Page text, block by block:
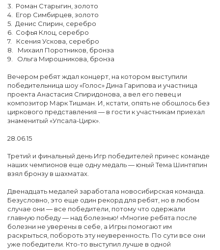
3. Роман Старыгин, золото
4. Егор Симбирцев, золото
5. Денис Спирин, серебро
6. Софья Клоц, серебро
7. Ксения Ускова, серебро
8. Михаил Поротников, бронза
9. Ольга Мирошникова, бронза
Вечером ребят ждал концерт, на котором выступили
победительница шоу «Голос» Дина Гарипова и участница
проекта Анастасия Спиридонова, а вел его певец и
композитор Марк Тишман. И, кстати, опять не обошлось без
циркового представления — в гости к участникам приехал
знаменитый «Упсала-Цирк».
28.06.15
Третий и финальный день Игр победителей принес команде
наших чемпионов еще одну медаль — юный Тема Шинтяпин
взял бронзу в шахматах.
Двенадцать медалей заработала новосибирская команда.
Безусловно, это еще один рекорд для ребят, но в любом
случае они — все победители, потому что одержали
главную победу — над болезнью! «Многие ребята после
болезни не уверены в себе, а Игры помогают им
раскрыться, побороть эту неуверенность. По сути все они
уже победители. Кто-то выступил лучше в одной